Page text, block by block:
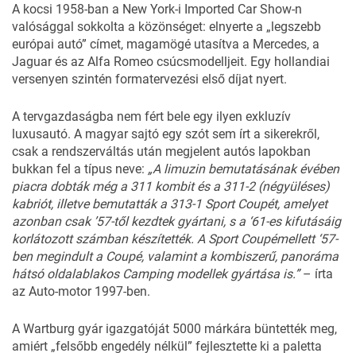
A kocsi 1958-ban a New York-i Imported Car Show-n
valósággal sokkolta a közönséget: elnyerte a „legszebb
európai autó” címet, magamögé utasítva a Mercedes, a
Jaguar és az Alfa Romeo csúcsmodelljeit. Egy hollandiai
versenyen szintén formatervezési első díjat nyert.
A tervgazdaságba nem fért bele egy ilyen exkluzív
luxusautó. A magyar sajtó egy szót sem írt a sikerekről,
csak a rendszerváltás után megjelent autós lapokban
bukkan fel a típus neve: „A limuzin bemutatásánakévében
piacra dobtákmég a 311 kombités a 311-2 (négyüléses)
kabriót, illetvebemutattáka 313-1 Sport Coupét, amelyet
azonban csak ’57-tőlkezdtekgyártani, s a ‘ 61-es kifutásáig
korlátozottszámban készítették. A Sport Coupémellett ‘ 57-
ben megindulta Coupé, valaminta kombiszerű, panoráma
hátsó oldalablakos Camping modellekgyártása is.”– írta
az Auto-motor 1997-ben.
A Wartburg gyár igazgatóját 5000 márkára büntették meg,
amiért „felsőbb engedély nélkül” fejlesztette ki a paletta